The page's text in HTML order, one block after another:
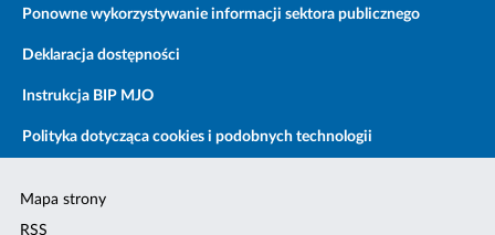
Ponowne wykorzystywanie informacji sektora publicznego
Deklaracja dostępności
Instrukcja BIP MJO
Polityka dotycząca cookies i podobnych technologii
Mapa strony
RSS